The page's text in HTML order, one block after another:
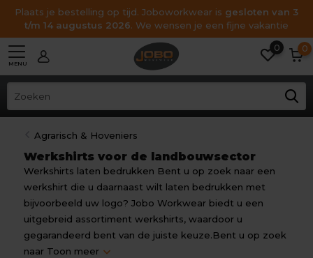
Plaats je bestelling op tijd. Joboworkwear is gesloten van 3
t/m 14 augustus 2026. We wensen je een fijne vakantie
MENU
0 0
Agrarisch & Hoveniers
Werkshirts voor de landbouwsector
Werkshirts laten bedrukken Bent u op zoek naar een
werkshirt die u daarnaast wilt laten bedrukken met
bijvoorbeeld uw logo? Jobo Workwear biedt u een
uitgebreid assortiment werkshirts, waardoor u
gegarandeerd bent van de juiste keuze.Bent u op zoek
naar Toon meer